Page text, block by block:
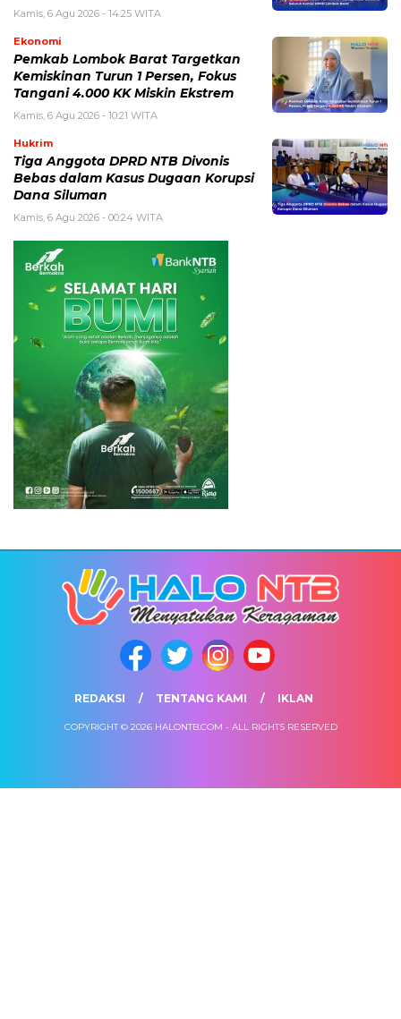
Kamis, 6 Agu 2026 - 14:25 WITA
Ekonomi
Pemkab Lombok Barat Targetkan
Kemiskinan Turun 1 Persen, Fokus
Tangani 4.000 KK Miskin Ekstrem
Kamis, 6 Agu 2026 - 10:21 WITA
Hukrim
Tiga Anggota DPRD NTB Divonis
Bebas dalam Kasus Dugaan Korupsi
Dana Siluman
Kamis, 6 Agu 2026 - 00:24 WITA
REDAKSI TENTANG KAMI IKLAN
COPYRIGHT © 2026 HALONTB.COM - ALL RIGHTS RESERVED